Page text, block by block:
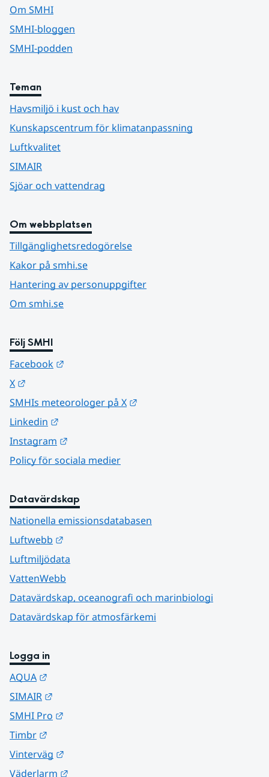
Om SMHI
SMHI-bloggen
SMHI-podden
Teman
Havsmiljö i kust och hav
Kunskapscentrum för klimatanpassning
Luftkvalitet
SIMAIR
Sjöar och vattendrag
Om webbplatsen
Tillgänglighetsredogörelse
Kakor på smhi.se
Hantering av personuppgifter
Om smhi.se
Följ SMHI
Facebook
X
SMHIs meteorologer på X
Linkedin
Instagram
Policy för sociala medier
Datavärdskap
Nationella emissionsdatabasen
Luftwebb
Luftmiljödata
VattenWebb
Datavärdskap, oceanografi och marinbiologi
Datavärdskap för atmosfärkemi
Logga in
AQUA
SIMAIR
SMHI Pro
Timbr
Vinterväg
Väderlarm